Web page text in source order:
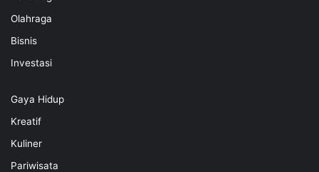
Olahraga
Bisnis
Investasi
Gaya Hidup
Kreatif
Kuliner
Pariwisata